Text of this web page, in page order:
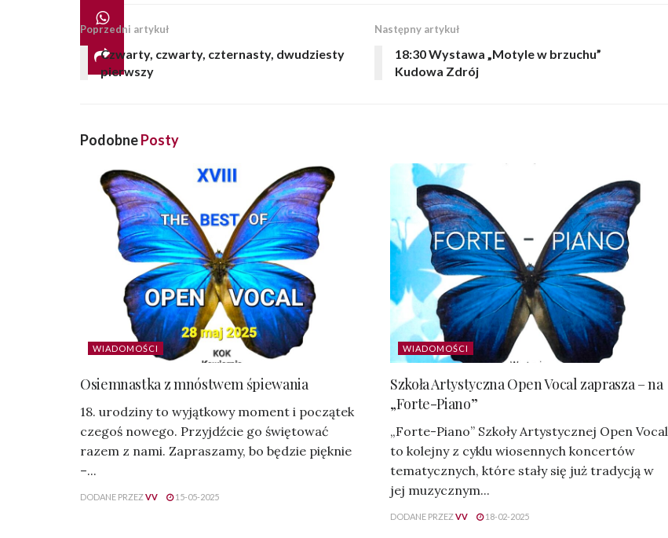
Poprzedni artykuł
Czwarty, czwarty, czternasty, dwudziesty
pierwszy
Następny artykuł
18:30 Wystawa „Motyle w brzuchu”
Kudowa Zdrój
PodobnePosty
WIADOMOŚCI
Osiemnastka z mnóstwem śpiewania
18. urodziny to wyjątkowy moment i początek
czegoś nowego. Przyjdźcie go świętować
razem z nami. Zapraszamy, bo będzie pięknie
–...
DODANE PRZEZVV 15-05-2025
WIADOMOŚCI
Szkoła Artystyczna Open Vocal zaprasza – na
„Forte-Piano”
„Forte-Piano” Szkoły Artystycznej Open Vocal
to kolejny z cyklu wiosennych koncertów
tematycznych, które stały się już tradycją w
jej muzycznym...
DODANE PRZEZVV 18-02-2025